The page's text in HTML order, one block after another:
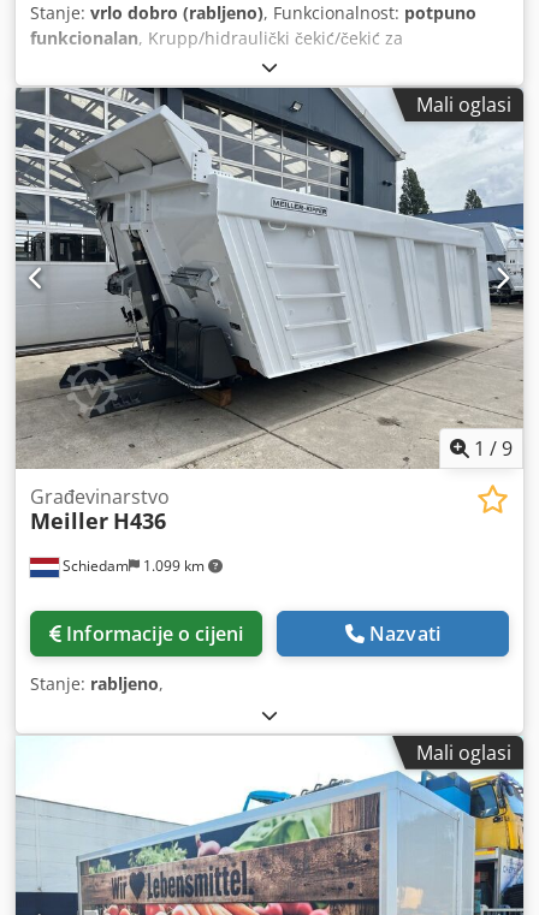
Stanje: vrlo dobro (rabljeno), Funkcionalnost: potpuno
funkcionalan, Krupp/hidraulički čekić/čekić za
rušenje/dlijeto • Brzi sustav za izmjenu: CW30, rabljeno • 2
hidraulička priključka • Ukupna težina: 1500 kg • Spreman
za trenutnu upotrebu • Ova ponuda nije obvezujuća. -
Prodaja podložna prethodnoj prodaji. - Moguće su
pogreške i/ili tiskarske pogreške. Cedpfezi Dnzox Aixoha -
Prodaja prema našim općim uvjetima.
Mali oglasi
1 /9
Schiedam 1.099 km
Građevinarstvo
Meiller H436
Informacije o cijeni Nazvati
Stanje: rabljeno,
Mali oglasi